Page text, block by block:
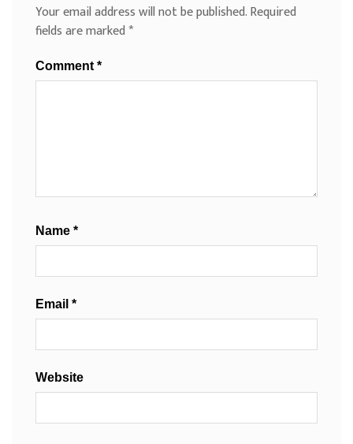
Your email address will not be published.Required
fields are marked*
Comment *
Name *
Email *
Website